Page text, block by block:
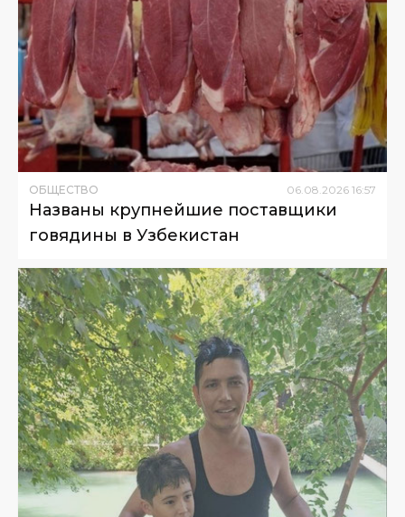
ОБЩЕСТВО 06 08 2026 16:57
Названы крупнейшие поставщики
говядины в Узбекистан